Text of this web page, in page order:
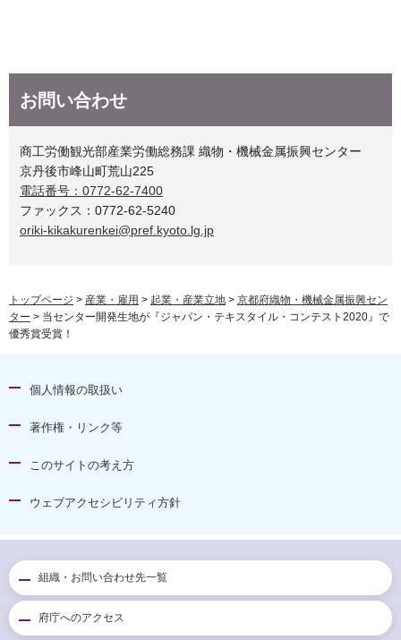
お問い合わせ
商工労働観光部産業労働総務課 織物・機械金属振興センター
京丹後市峰山町荒山225
電話番号：0772-62-7400
ファックス：0772-62-5240
oriki-kikakurenkei@pref.kyoto.lg.jp
トップページ > 産業・雇用 > 起業・産業立地 > 京都府織物・機械金属振興セン
ター > 当センター開発生地が『ジャパン・テキスタイル・コンテスト2020』で
優秀賞受賞！
個人情報の取扱い
著作権・リンク等
このサイトの考え方
ウェブアクセシビリティ方針
組織・お問い合わせ先一覧
府庁へのアクセス